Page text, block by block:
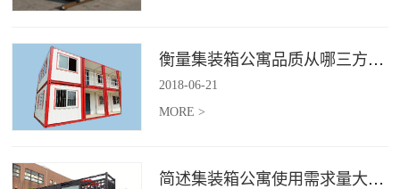
衡量集装箱公寓品质从哪三方面入手？
2018-06-21
MORE >
简述集装箱公寓使用需求量大幅增加的原因